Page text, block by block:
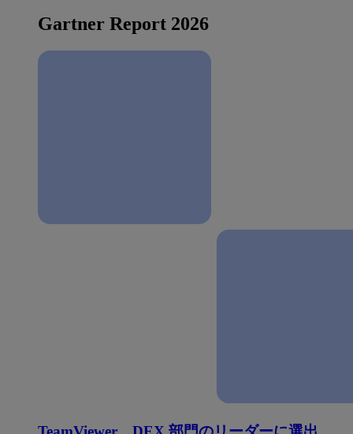
Gartner Report 2026